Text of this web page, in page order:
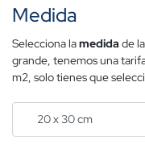
Medida
Selecciona lamedida de
grande, tenemos una
m2, solo tienes que